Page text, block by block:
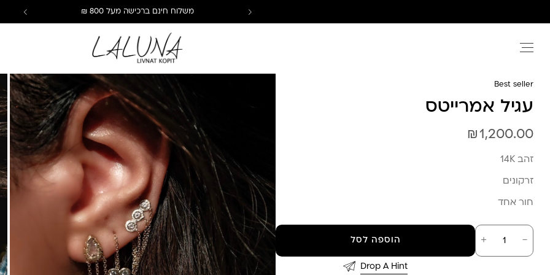
משלוח חינם ברכישה מעל 800 ₪
Best seller
עגיל אמרייטס
₪1,200.00
זהב 14K
זרקונים
חור אחד
－
כמות
של
עגיל
＋ הוספה לסל
Drop A Hint